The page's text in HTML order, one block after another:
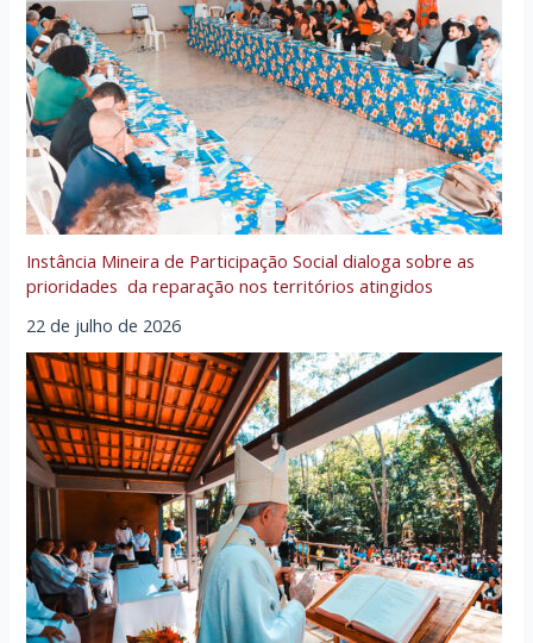
Instância Mineira de Participação Social dialoga sobre as
prioridades da reparação nos territórios atingidos
22 de julho de 2026